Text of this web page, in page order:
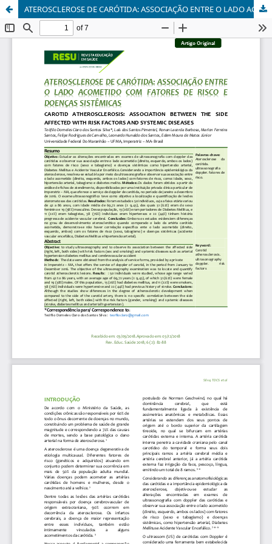
ATEROSCLEROSE DE CARÓTIDA: ASSOCIAÇÃO ENTRE O LADO ACOMETIDO COM FATORES DE RISCO E DOENÇAS SISTÊMICAS